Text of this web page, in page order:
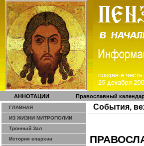
АННОТАЦИИ Православный
ГЛАВНАЯ
ИЗ ЖИЗНИ МИТРОПОЛИИ
Тронный Зал
История епархии
События,